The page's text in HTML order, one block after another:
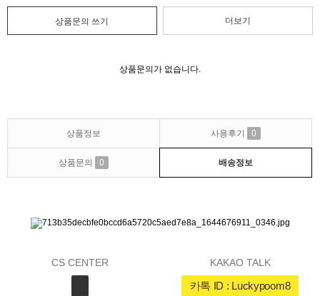
상품문의 쓰기 더보기
상품문의가 없습니다.
상품정보 사용후기 0
상품문의 0 배송정보
CS CENTER KAKAO TALK
카톡 ID : Luckypoom8